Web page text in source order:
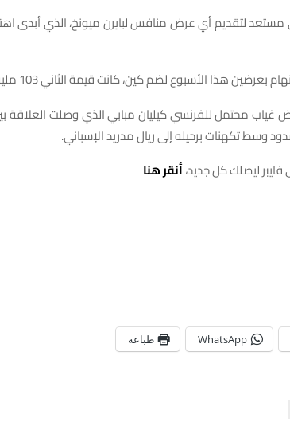
مستعد لتقديم أي عرض منافس لبايرن ميونخ، الذي أبدى
هذا الأسبوع لضم كين، كانت قيمة الثاني 103 مليون دولار.
محتمل للفرنسي كيليان مبابي الذي وصلت العلاقة
وسط تكهنات برحيله إلى ريال مدريد الإسباني.
ليصلك كل جديد،أنقر هنا
WhatsApp طباعة